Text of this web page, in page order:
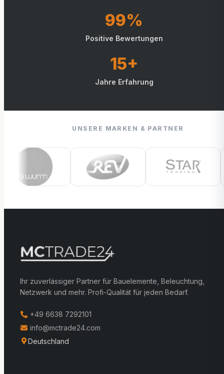
99%
Positive Bewertungen
15+
Jahre Erfahrung
UNSERE MARKEN & PARTNER
Ihr zuverlässiger Partner für Bauelemente, Beleuchtung,
Netzwerk und mehr. Profi-Qualität für jeden Bedarf.
+49 6638 7292101
info@mctrade24.com
Deutschland